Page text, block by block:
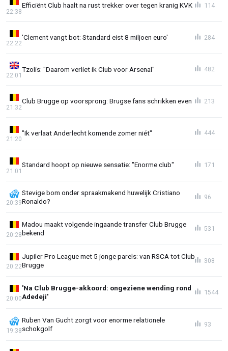
Efficiënt Club haalt na rust trekker over tegen kranig KVK
22:38
114
'Clement vangt bot: Standard eist 8 miljoen euro'
22:22
284
Tzolis: "Daarom verliet ik Club voor Arsenal"
22:01
482
Club Brugge op voorsprong: Brugse fans schrikken even
21:32
213
"Ik verlaat Anderlecht komende zomer niét"
21:20
444
Standard hoopt op nieuwe sensatie: "Enorme club"
21:01
171
Stevige bom onder spraakmakend huwelijk Cristiano
Ronaldo?
20:39
96
Madou maakt volgende ingaande transfer Club Brugge
bekend
20:28
531
Jupiler Pro League met 5 jonge parels: van RSCA tot Club
Brugge
20:22
308
'Na Club Brugge-akkoord: ongeziene wending rond
Adedeji'
20:00
1544
Ruben Van Gucht zorgt voor enorme relationele
schokgolf
19:38
93